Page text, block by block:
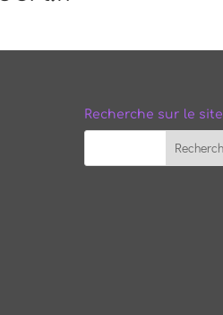
Recherche sur le site